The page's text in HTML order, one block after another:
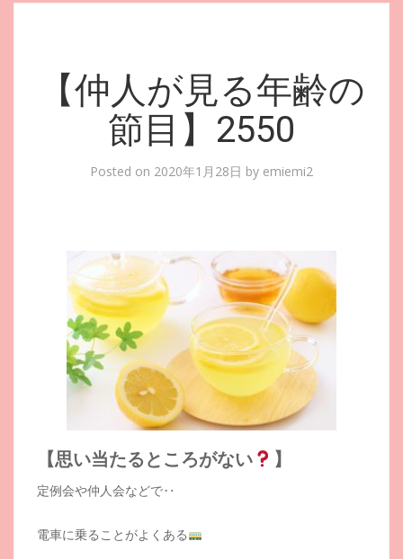
【仲人が見る年齢の
節目】2550
Posted on 2020年1月28日 by emiemi2
【思い当たるところがない 】
定例会や仲人会などで‥
電車に乗ることがよくある